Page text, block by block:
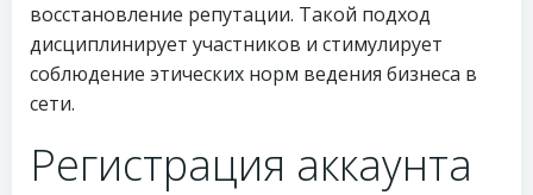
восстановление репутации. Такой подход
дисциплинирует участников и стимулирует
соблюдение этических норм ведения бизнеса в
сети.
Регистрация аккаунта